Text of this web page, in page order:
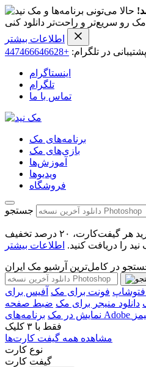
حالا می‌تونی برنامه‌ها و
رو سریع‌تر و راحت‌تر دانلود کنی
اطلاعات بیشتر
پشتیبانی در تلگرام: +447466646628
اینستاگرام
تلگرام
تماس با ما
برنامه‌های مک
بازی‌های مک
آموزش‌ها
ویدیو‌ها
فروشگاه
جستجو
تا تاریخ ۳۰ مرداد ۱۴۰۵ با خرید هر گیفت‌کارت، ۲۰ درصد تخفیف
را دریافت کنید. اطلاعات بیشتر
فتوشاپ فونت برای مک آفیس برای
دانلود منیجر برای مک ضبط صفحه
نمایش در مک
فقط با ۳ کلیک
مشاهده همه گیفت کارت‌ها
نوع کارت
گیفت کارت